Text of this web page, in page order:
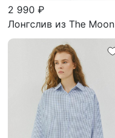
2 990 ₽
Лонгслив из The Moon